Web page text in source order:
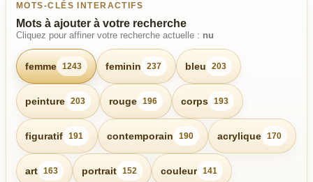
MOTS-CLÉS INTERACTIFS
Mots à ajouter à votre recherche
Cliquez pour affiner votre recherche actuelle : nu
femme 1243 feminin 237 bleu 203
peinture 203 rouge 196 corps 193
figuratif 191 contemporain 190 acrylique 170
art 163 portrait 152 couleur 141